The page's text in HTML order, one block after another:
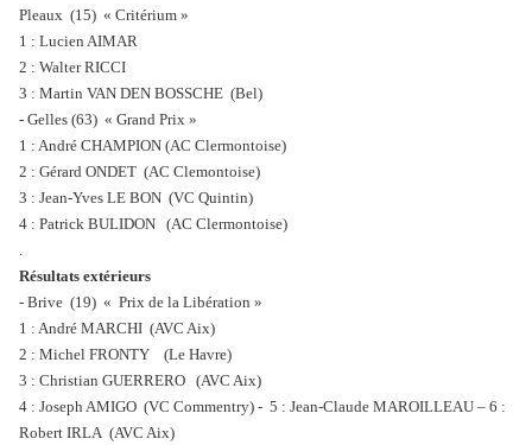
Pleaux (15) « Critérium »
1 : Lucien AIMAR
2 : Walter RICCI
3 : Martin VAN DEN BOSSCHE (Bel)
- Gelles (63) « Grand Prix »
1 : André CHAMPION (AC Clermontoise)
2 : Gérard ONDET (AC Clemontoise)
3 : Jean-Yves LE BON (VC Quintin)
4 : Patrick BULIDON (AC Clermontoise)
.
Résultats extérieurs
- Brive (19) « Prix de la Libération »
1 : André MARCHI (AVC Aix)
2 : Michel FRONTY (Le Havre)
3 : Christian GUERRERO (AVC Aix)
4 : Joseph AMIGO (VC Commentry) - 5 : Jean-Claude MAROILLEAU – 6 :
Robert IRLA (AVC Aix)